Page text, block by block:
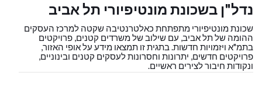
נדל"ן בשכונת מונטיפיורי תל אביב
שכונת מונטיפיורי מתפתחת כאלטרנטיבה שקטה למרכז העסקים
ההומה של תל אביב, עם שילוב של משרדים קטנים, פרויקטים
בתמ"א ויזמויות חדשות. בתגית זו תמצאו מידע על אופי האזור,
פרויקטים חדשים, יתרונות וחסרונות לעסקים קטנים ובינוניים,
ונקודות חיבור לצירים ראשיים.